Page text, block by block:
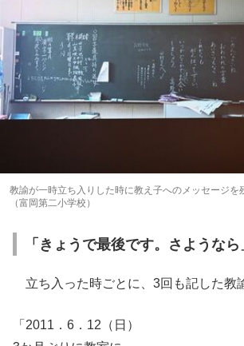
教諭が一時立ち入りした時に教え子へのメッセージを
（富岡第二小学校）
「きょうで最後です。さようなら
立ち入った時ごとに、3回も記した教
「2011．6．12（日）